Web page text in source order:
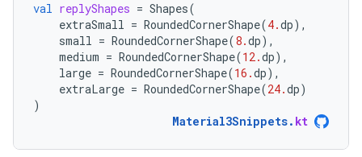
val replyShapes = Shapes(
extraSmall = RoundedCornerShape(4.dp),
small = RoundedCornerShape(8.dp),
medium = RoundedCornerShape(12.dp),
large = RoundedCornerShape(16.dp),
extraLarge = RoundedCornerShape(24.dp)
)
Material3Snippets. kt